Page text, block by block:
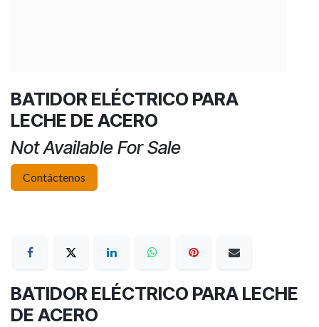
BATIDOR ELÉCTRICO PARA
LECHE DE ACERO
Not Available For Sale
Contáctenos
BATIDOR ELÉCTRICO PARA LECHE
DE ACERO